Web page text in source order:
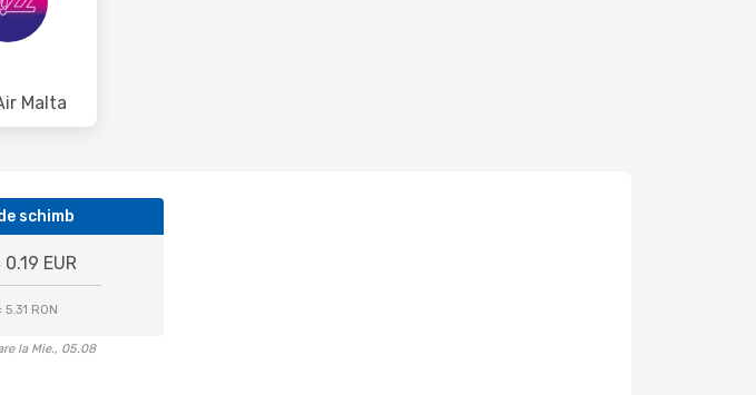
Malta
schimb
0.19 EUR
5.31 RON
la Mie., 05.08